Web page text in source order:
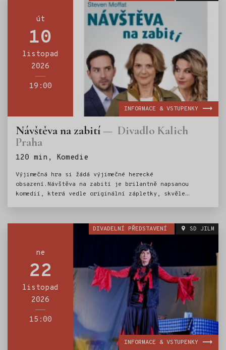
út
10
listopad
2026
19:00
Návštěva na zabití Divadlo Kalich
Praha
120 min, Komedie
Výjimečná hra si žádá výjimečné herecké
obsazení.Návštěva na zabití je brilantně napsanou
komedií, která vedle originální zápletky, skvěle
a ohleduplnost opravdu bezbřehé? Kde je jejich hranice?
A čemu v dnešní přemedializované době vlastně můžeme
věřit? Pomáhá nám, nebo se v ní spíš ztrácíme?
INFORMACE & VSTUPENKY
ne
22
listopad
2026
15:00
DIVADELNÍ PŘEDSTAVENÍ SD JILM
INFORMACE & VSTUPENKY